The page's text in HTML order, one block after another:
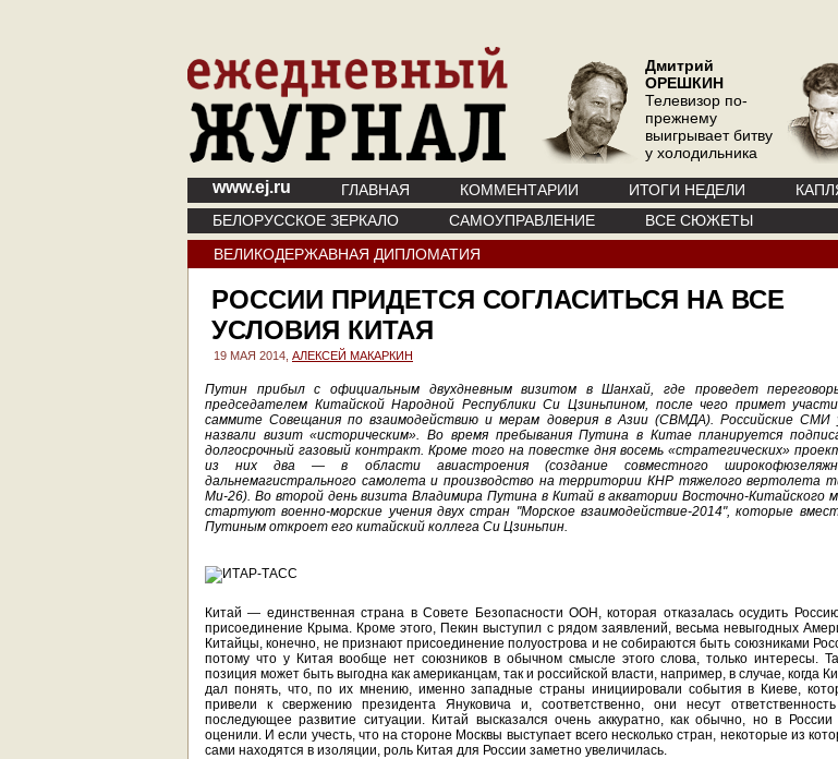
Дмитрий
ОРЕШКИН
Телевизор по-
прежнему
выигрывает битву
у холодильника
www.ej.ru ГЛАВНАЯ КОММЕНТАРИИ ИТОГИ НЕДЕЛИ
БЕЛОРУССКОЕ ЗЕРКАЛО
САМОУПРАВЛЕНИЕ
ВСЕ СЮЖЕТЫ
ВЕЛИКОДЕРЖАВНАЯ ДИПЛОМАТИЯ
РОССИИ ПРИДЕТСЯ СОГЛАСИТЬСЯ НА ВСЕ
УСЛОВИЯ КИТАЯ
19 МАЯ 2014, АЛЕКСЕЙ МАКАРКИН
Путин прибыл с официальным двухдневным визитом в Шанхай, где проведет
председателем Китайской Народной Республики Си Цзиньпином, после чего примет
саммите Совещания по взаимодействию и мерам доверия в Азии (СВМДА). Российские СМИ
назвали визит «историческим». Во время пребывания Путина в Китае планируется
долгосрочный газовый контракт. Кроме того на повестке дня восемь «стратегических»
из них два — в области авиастроения (создание совместного
дальнемагистрального самолета и производство на территории КНР тяжелого вертолета
Ми-26). Во второй день визита Владимира Путина в Китай в акватории Восточно-Китайского
стартуют военно-морские учения двух стран "Морское взаимодействие-2014", которые
Путиным откроет его китайский коллега Си Цзиньпин.
Китай — единственная страна в Совете Безопасности ООН, которая отказалась осудить
присоединение Крыма. Кроме этого, Пекин выступил с рядом заявлений, весьма невыгодных
Китайцы, конечно, не признают присоединение полуострова и не собираются быть союзниками
потому что у Китая вообще нет союзников в обычном смысле этого слова, только интересы.
позиция может быть выгодна как американцам, так и российской власти, например, в случае, когда
дал понять, что, по их мнению, именно западные страны инициировали события в Киеве,
привели к свержению президента Януковича и, соответственно, они несут
последующее развитие ситуации. Китай высказался очень аккуратно, как обычно, но в России
оценили. И если учесть, что на стороне Москвы выступает всего несколько стран, некоторые из
сами находятся в изоляции, роль Китая для России заметно увеличилась.